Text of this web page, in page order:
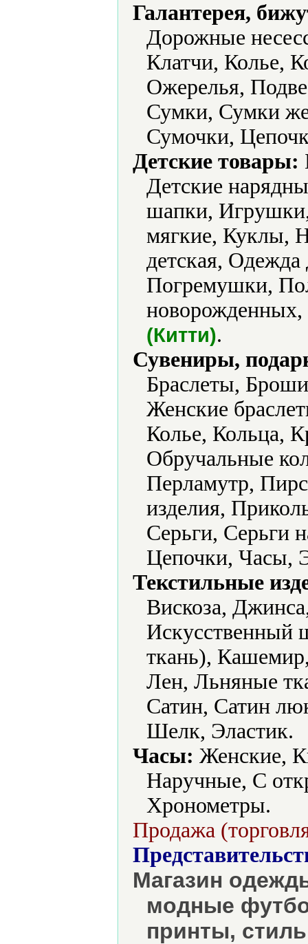
Галантерея,
Дорожные
Клатчи, Колье,
Ожерелья,
Сумки, Сумки
Сумочки,
Детские товары:
Детские
шапки,
мягкие, Куклы,
детская,
Погремушки,
(Китти).
Сувениры,
Браслеты,
Женские
Колье, Кольца,
Обручальные
Перламутр,
изделия,
Серьги, Серьги
Цепочки, Часы,
Текстильные
Вискоза,
Искусственный
ткань),
Лен, Льняные
Сатин, Сатин
Шелк, Эластик.
Часы: Женские,
Наручные, С
Хронометры.
Продажа
Магазин
модные
принты,